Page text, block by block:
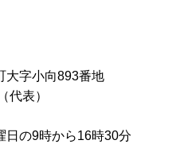
大字小向893番地
代表）
日の9時から16時30分